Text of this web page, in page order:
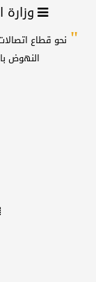
" نحو قطاع
النهوض